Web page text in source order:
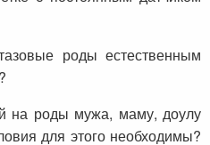
роды естественным
на роды мужа, маму, доулу
для этого необходимы?